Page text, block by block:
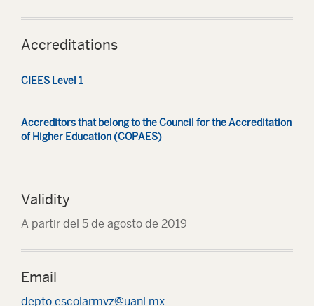
Accreditations
CIEES Level 1
Accreditors that belong to the Council for the Accreditation
of Higher Education (COPAES)
Validity
A partir del 5 de agosto de 2019
Email
depto.escolarmvz@uanl.mx